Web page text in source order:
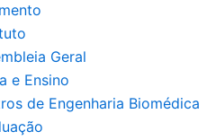
Geral
e Ensino
de Engenharia Biomédica